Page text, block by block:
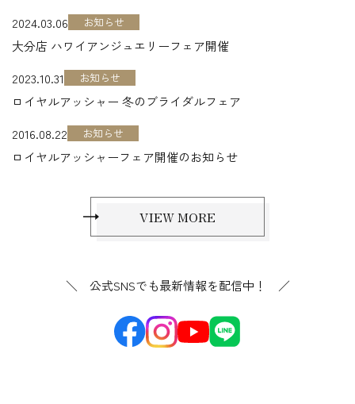
2024.03.06 お知らせ
大分店 ハワイアンジュエリーフェア開催
2023.10.31
お知らせ
ロイヤルアッシャー 冬のブライダルフェア
2016.08.22
お知らせ
ロイヤルアッシャーフェア開催のお知らせ
VIEW MORE
＼ 公式SNSでも最新情報を配信中！ ／